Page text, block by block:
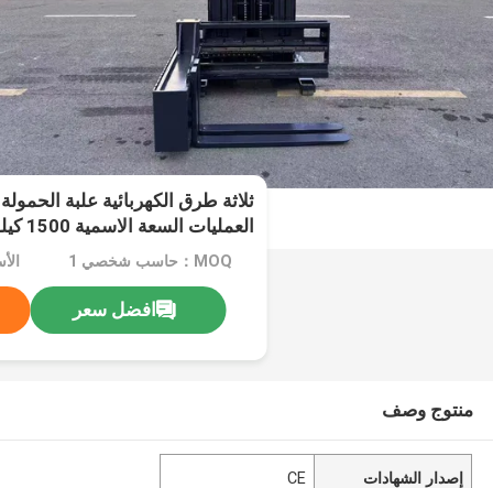
ثلاثة طرق الكهربائية علبة
7000 مم بيئات تخزين عالية الكثافة
MOQ：حاسب شخصي 1
افضل سعر
منتوج وصف
إصدار الشهادات CE